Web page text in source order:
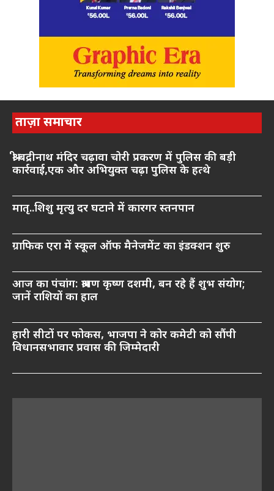
ताज़ा समाचार
श्री बद्रीनाथ मंदिर चढ़ावा चोरी प्रकरण में पुलिस की बड़ी
कार्रवाई,एक और अभियुक्त चढ़ा पुलिस के हत्थे
मातृ..शिशु मृत्यु दर घटाने में कारगर स्तनपान
ग्राफिक एरा में स्कूल ऑफ मैनेजमेंट का इंडक्शन शुरु
आज का पंचांग: श्रावण कृष्ण दशमी, बन रहे हैं शुभ संयोग;
जानें राशियों का हाल
हारी सीटों पर फोकस, भाजपा ने कोर कमेटी को सौंपी
विधानसभावार प्रवास की जिम्मेदारी